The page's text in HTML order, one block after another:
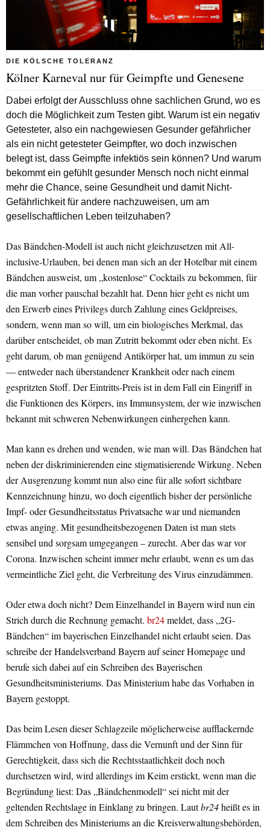
DIE KÖLSCHE TOLERANZ
Kölner Karneval nur für Geimpfte und Genesene
Dabei erfolgt der Ausschluss ohne sachlichen Grund, wo es
doch die Möglichkeit zum Testen gibt. Warum ist ein negativ
Getesteter, also ein nachgewiesen Gesunder gefährlicher
als ein nicht getesteter Geimpfter, wo doch inzwischen
belegt ist, dass Geimpfte infektiös sein können? Und warum
bekommt ein gefühlt gesunder Mensch noch nicht einmal
mehr die Chance, seine Gesundheit und damit Nicht-
Gefährlichkeit für andere nachzuweisen, um am
gesellschaftlichen Leben teilzuhaben?
Das Bändchen-Modell ist auch nicht gleichzusetzen mit All-
inclusive-Urlauben, bei denen man sich an der Hotelbar mit einem
Bändchen ausweist, um „kostenlose“ Cocktails zu bekommen, für
die man vorher pauschal bezahlt hat. Denn hier geht es nicht um
den Erwerb eines Privilegs durch Zahlung eines Geldpreises,
sondern, wenn man so will, um ein biologisches Merkmal, das
darüber entscheidet, ob man Zutritt bekommt oder eben nicht. Es
geht darum, ob man genügend Antikörper hat, um immun zu sein
— entweder nach überstandener Krankheit oder nach einem
gespritzten Stoff. Der Eintritts-Preis ist in dem Fall ein Eingriff in
die Funktionen des Körpers, ins Immunsystem, der wie inzwischen
bekannt mit schweren Nebenwirkungen einhergehen kann.
Man kann es drehen und wenden, wie man will. Das Bändchen hat
neben der diskriminierenden eine stigmatisierende Wirkung. Neben
der Ausgrenzung kommt nun also eine für alle sofort sichtbare
Kennzeichnung hinzu, wo doch eigentlich bisher der persönliche
Impf- oder Gesundheitsstatus Privatsache war und niemanden
etwas anging. Mit gesundheitsbezogenen Daten ist man stets
sensibel und sorgsam umgegangen – zurecht. Aber das war vor
Corona. Inzwischen scheint immer mehr erlaubt, wenn es um das
vermeintliche Ziel geht, die Verbreitung des Virus einzudämmen.
Oder etwa doch nicht? Dem Einzelhandel in Bayern wird nun ein
Strich durch die Rechnung gemacht. br24meldet, dass „2G-
Bändchen“ im bayerischen Einzelhandel nicht erlaubt seien. Das
schreibe der Handelsverband Bayern auf seiner Homepage und
berufe sich dabei auf ein Schreiben des Bayerischen
Gesundheitsministeriums. Das Ministerium habe das Vorhaben in
Bayern gestoppt.
Das beim Lesen dieser Schlagzeile möglicherweise aufflackernde
Flämmchen von Hoffnung, dass die Vernunft und der Sinn für
Gerechtigkeit, dass sich die Rechtsstaatlichkeit doch noch
durchsetzen wird, wird allerdings im Keim erstickt, wenn man die
Begründung liest: Das „Bändchenmodell“ sei nicht mit der
geltenden Rechtslage in Einklang zu bringen. Lautbr24heißt es in
dem Schreiben des Ministeriums an die Kreisverwaltungsbehörden,